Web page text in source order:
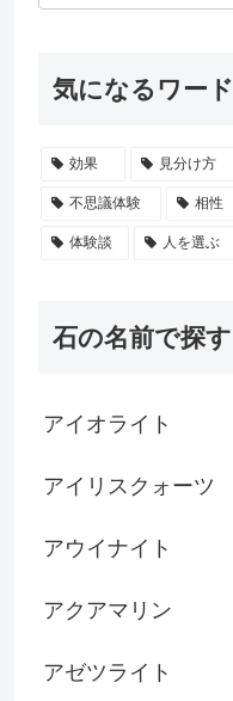
気になるワード
効果 見分け方
不思議体験 相性
体験談 人を選ぶ
石の名前で探す
アイオライト
アイリスクォーツ
アウイナイト
アクアマリン
アゼツライト